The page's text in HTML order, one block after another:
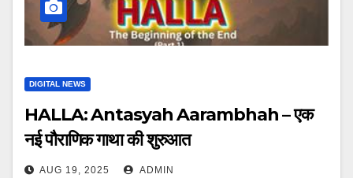
DIGITAL NEWS
HALLA: Antasyah Aarambhah – एक
नई पौराणिक गाथा की शुरुआत
AUG 19, 2025 ADMIN